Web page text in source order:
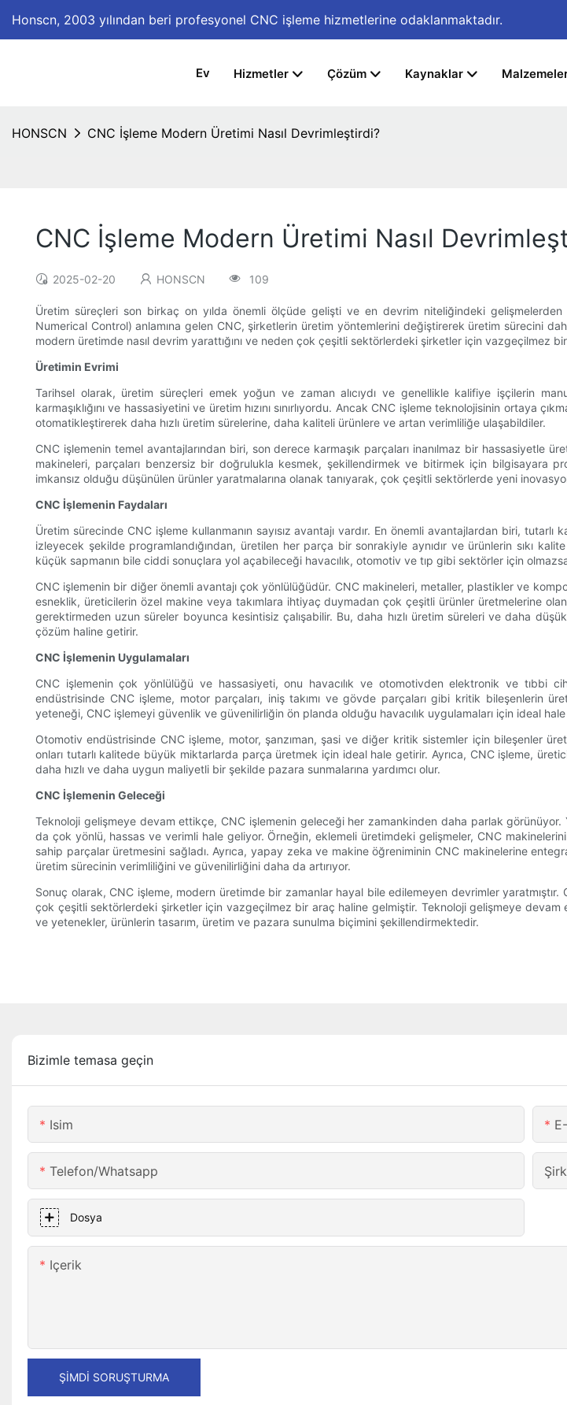
Honscn, 2003 yılından beri profesyonel CNC işleme hizmetlerine odaklanmaktadır.
Ev Hizmetler Çözüm Kaynaklar
HONSCN CNC İşleme Modern Üretimi Nasıl Devrimleştirdi?
CNC İşleme Modern Üretimi Nasıl
2025-02-20 HONSCN 109
Üretim süreçleri son birkaç on yılda önemli ölçüde gelişti ve en devrim niteliğindeki gelişmelerden
Numerical Control) anlamına gelen CNC, şirketlerin üretim yöntemlerini değiştirerek üretim sürecini
modern üretimde nasıl devrim yarattığını ve neden çok çeşitli sektörlerdeki şirketler için vazgeçilmez
Üretimin Evrimi
Tarihsel olarak, üretim süreçleri emek yoğun ve zaman alıcıydı ve genellikle kalifiye işçilerin
karmaşıklığını ve hassasiyetini ve üretim hızını sınırlıyordu. Ancak CNC işleme teknolojisinin ortaya
otomatikleştirerek daha hızlı üretim sürelerine, daha kaliteli ürünlere ve artan verimliliğe ulaşabildiler.
CNC işlemenin temel avantajlarından biri, son derece karmaşık parçaları inanılmaz bir hassasiyetle
makineleri, parçaları benzersiz bir doğrulukla kesmek, şekillendirmek ve bitirmek için bilgisayara
imkansız olduğu düşünülen ürünler yaratmalarına olanak tanıyarak, çok çeşitli sektörlerde yeni
CNC İşlemenin Faydaları
Üretim sürecinde CNC işleme kullanmanın sayısız avantajı vardır. En önemli avantajlardan biri,
izleyecek şekilde programlandığından, üretilen her parça bir sonrakiyle aynıdır ve ürünlerin sıkı
küçük sapmanın bile ciddi sonuçlara yol açabileceği havacılık, otomotiv ve tıp gibi sektörler için
CNC işlemenin bir diğer önemli avantajı çok yönlülüğüdür. CNC makineleri, metaller, plastikler ve
esneklik, üreticilerin özel makine veya takımlara ihtiyaç duymadan çok çeşitli ürünler üretmelerine
gerektirmeden uzun süreler boyunca kesintisiz çalışabilir. Bu, daha hızlı üretim süreleri ve daha
çözüm haline getirir.
CNC İşlemenin Uygulamaları
CNC işlemenin çok yönlülüğü ve hassasiyeti, onu havacılık ve otomotivden elektronik ve tıbbi
endüstrisinde CNC işleme, motor parçaları, iniş takımı ve gövde parçaları gibi kritik bileşenlerin
yeteneği, CNC işlemeyi güvenlik ve güvenilirliğin ön planda olduğu havacılık uygulamaları için ideal
Otomotiv endüstrisinde CNC işleme, motor, şanzıman, şasi ve diğer kritik sistemler için bileşenler
onları tutarlı kalitede büyük miktarlarda parça üretmek için ideal hale getirir. Ayrıca, CNC işleme,
daha hızlı ve daha uygun maliyetli bir şekilde pazara sunmalarına yardımcı olur.
CNC İşlemenin Geleceği
Teknoloji gelişmeye devam ettikçe, CNC işlemenin geleceği her zamankinden daha parlak görünüyor.
da çok yönlü, hassas ve verimli hale geliyor. Örneğin, eklemeli üretimdeki gelişmeler, CNC
sahip parçalar üretmesini sağladı. Ayrıca, yapay zeka ve makine öğreniminin CNC makinelerine
üretim sürecinin verimliliğini ve güvenilirliğini daha da artırıyor.
Sonuç olarak, CNC işleme, modern üretimde bir zamanlar hayal bile edilemeyen devrimler
çok çeşitli sektörlerdeki şirketler için vazgeçilmez bir araç haline gelmiştir. Teknoloji gelişmeye
ve yetenekler, ürünlerin tasarım, üretim ve pazara sunulma biçimini şekillendirmektedir.
Bizimle temasa geçin
Isim
Telefon/whatsapp
Dosya
Içerik
ŞIMDI SORUŞTURMA